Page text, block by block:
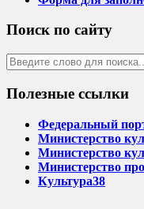
Поиск по сайту
Полезные ссылки
Федеральный
Министерство
Министерство
Министерство
Культура38